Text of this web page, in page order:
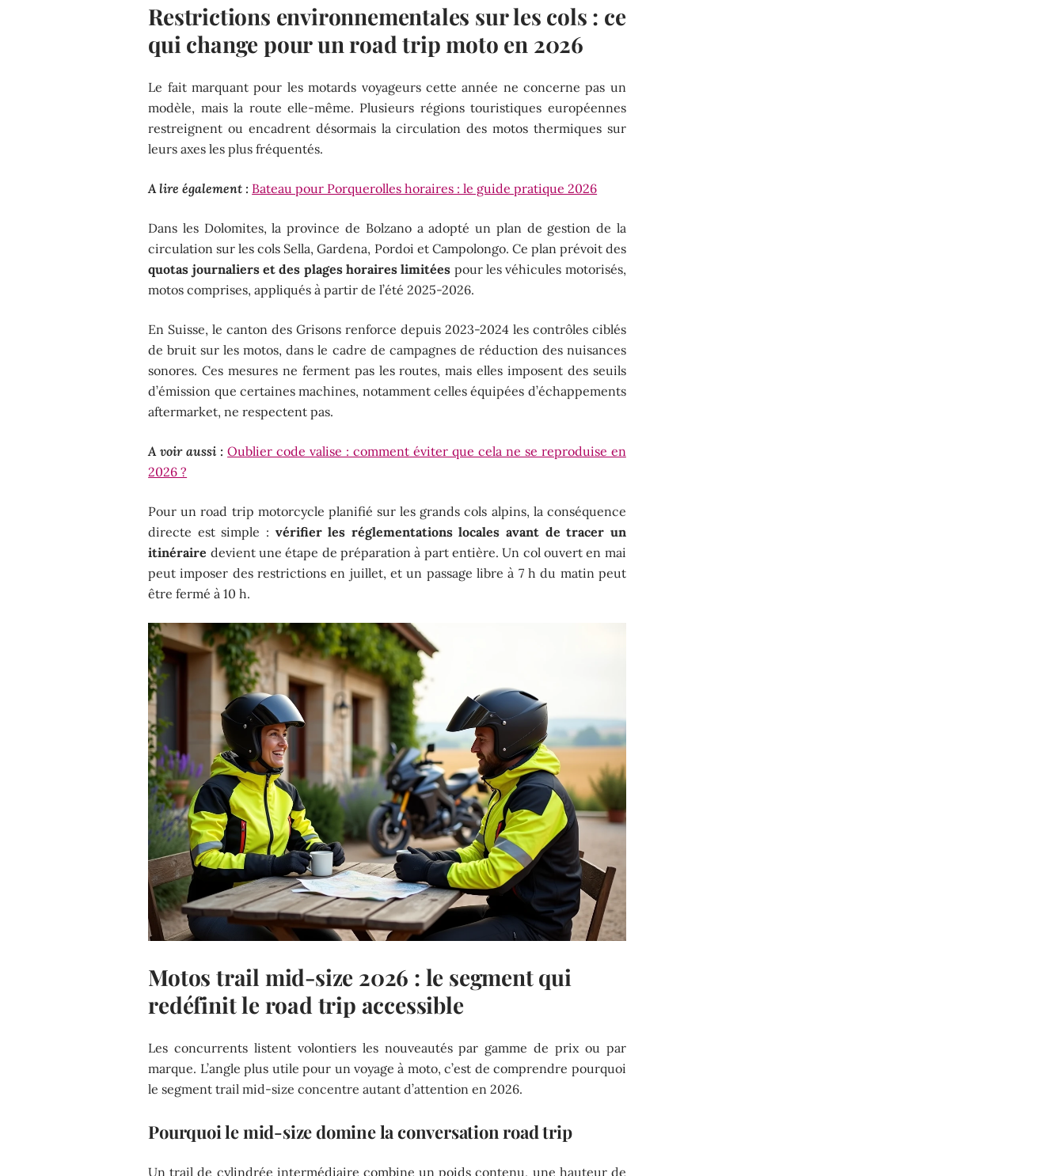
Restrictions environnementales sur les cols : ce
qui change pour un road trip moto en 2026
Le fait marquant pour les motards voyageurs cette année ne concerne pas un
modèle, mais la route elle-même. Plusieurs régions touristiques européennes
restreignent ou encadrent désormais la circulation des motos thermiques sur
leurs axes les plus fréquentés.
A lire également : Bateau pour Porquerolles horaires : le guide pratique 2026
Dans les Dolomites, la province de Bolzano a adopté un plan de gestion de la
circulation sur les cols Sella, Gardena, Pordoi et Campolongo. Ce plan prévoit des
quotas journaliers et des plages horaires limitées pour les véhicules motorisés,
motos comprises, appliqués à partir de l’été 2025-2026.
En Suisse, le canton des Grisons renforce depuis 2023-2024 les contrôles ciblés
de bruit sur les motos, dans le cadre de campagnes de réduction des nuisances
sonores. Ces mesures ne ferment pas les routes, mais elles imposent des seuils
d’émission que certaines machines, notamment celles équipées d’échappements
aftermarket, ne respectent pas.
A voir aussi : Oublier code valise : comment éviter que cela ne se reproduise en
2026 ?
Pour un road trip motorcycle planifié sur les grands cols alpins, la conséquence
directe est simple : vérifier les réglementations locales avant de tracer un
itinéraire devient une étape de préparation à part entière. Un col ouvert en mai
peut imposer des restrictions en juillet, et un passage libre à 7 h du matin peut
être fermé à 10 h.
Motos trail mid-size 2026 : le segment qui
redéfinit le road trip accessible
Les concurrents listent volontiers les nouveautés par gamme de prix ou par
marque. L’angle plus utile pour un voyage à moto, c’est de comprendre pourquoi
le segment trail mid-size concentre autant d’attention en 2026.
Pourquoi le mid-size domine la conversation road trip
Un trail de cylindrée intermédiaire combine un poids contenu, une hauteur de